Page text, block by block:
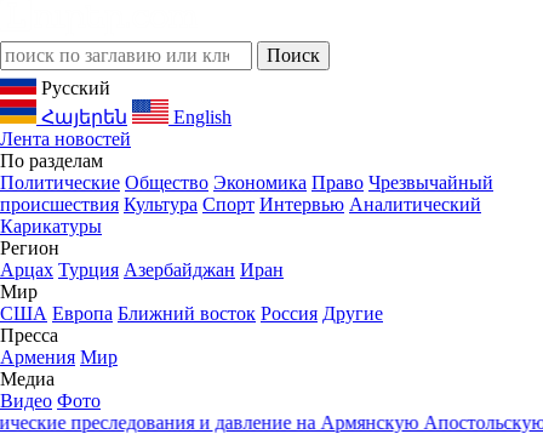
Русский
Հայերեն
English
Лента новостей
По разделам
Политические Общество Экономика Право Чрезвычайный
происшествия Культура Спорт Интервью Аналитический
Карикатуры
Регион
Арцах Турция Азербайджан Иран
Мир
США Европа Ближний восток Россия Другие
Пресса
Армения Мир
Медиа
Видео Фото
преследования и давление на Армянскую Апостольскую